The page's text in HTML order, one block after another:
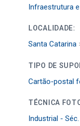
Infraestrutura
LOCALIDADE:
Santa Catarina
TIPO DE
Cartão-postal
TÉCNICA
Industrial -